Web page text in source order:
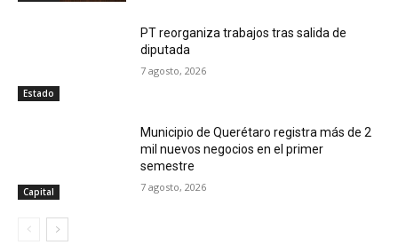
Estado
PT reorganiza trabajos tras salida de
diputada
7 agosto, 2026
Capital
Municipio de Querétaro registra más de 2
mil nuevos negocios en el primer
semestre
7 agosto, 2026